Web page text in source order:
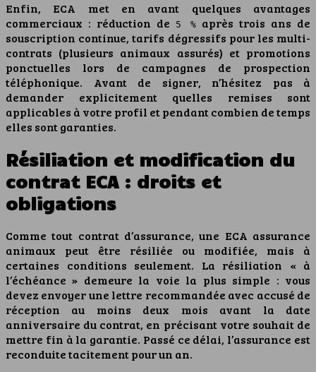
Enfin, ECA met en avant quelques avantages
commerciaux : réduction de
5 % après trois ans de
souscription continue, tarifs dégressifs pour les multi-
contrats (plusieurs animaux assurés) et promotions
ponctuelles lors de campagnes de prospection
téléphonique. Avant de signer, n’hésitez pas à
demander explicitement quelles remises sont
applicables à votre profil et pendant combien de temps
elles sont garanties.
Résiliation et modification du
contrat ECA : droits et
obligations
Comme tout contrat d’assurance, une ECA assurance
animaux peut être résiliée ou modifiée, mais à
certaines conditions seulement. La résiliation « à
l’échéance » demeure la voie la plus simple : vous
devez envoyer une lettre recommandée avec accusé de
réception au moins deux mois avant la date
anniversaire du contrat, en précisant votre souhait de
mettre fin à la garantie. Passé ce délai, l’assurance est
reconduite tacitement pour un an.